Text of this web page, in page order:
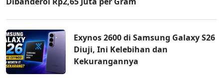
Exynos 2600 di Samsung Galaxy S26
Diuji, Ini Kelebihan dan
Kekurangannya